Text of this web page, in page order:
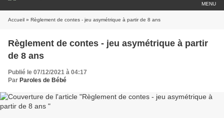
MENU
Accueil » Règlement de contes - jeu asymétrique à partir de 8 ans
Règlement de contes - jeu asymétrique à partir
de 8 ans
Publié le 07/12/2021 à 04:17
Par Paroles de Bébé